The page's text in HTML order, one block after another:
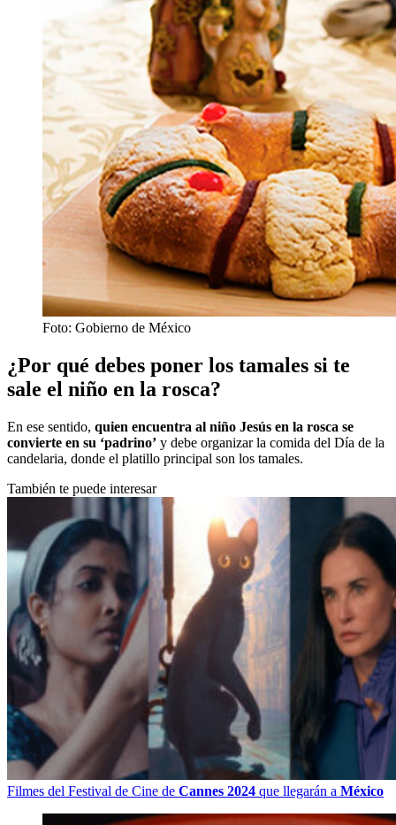
Foto: Gobierno de México
¿Por qué debes poner los tamales si te
sale el niño en la rosca?
En ese sentido, quien encuentra al niño Jesús en la rosca se
convierte en su ‘padrino’ y debe organizar la comida del Día de la
candelaria, donde el platillo principal son los tamales.
También te puede interesar
Filmes del Festival de Cine de Cannes 2024 que llegarán a México